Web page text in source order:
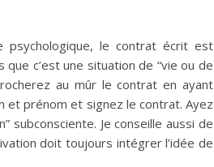
psychologique, le contrat écrit est
c’est une situation de “vie ou de
au mûr le contrat en ayant
prénom et signez le contrat. Ayez
subconsciente. Je conseille aussi de
doit toujours intégrer l’idée de